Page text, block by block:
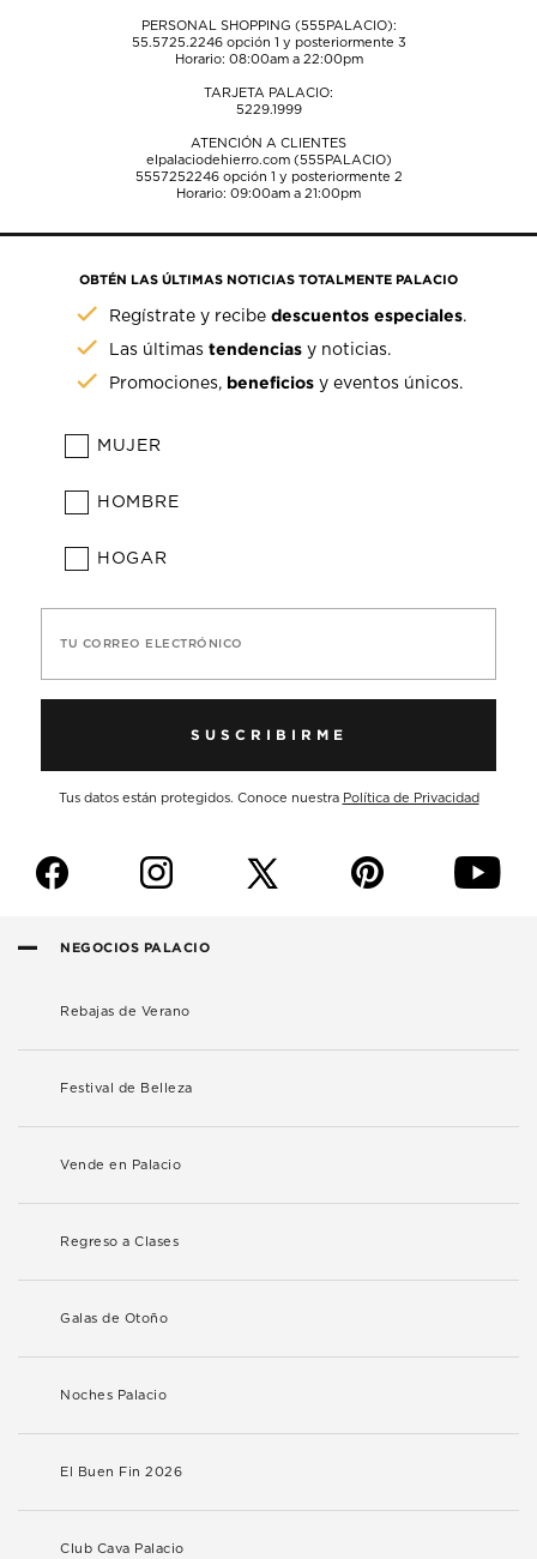
PERSONAL SHOPPING (555PALACIO):
55.5725.2246opción 1 y posteriormente 3
Horario: 08:00am a 22:00pm
TARJETA PALACIO:
5229.1999
ATENCIÓN A CLIENTES
elpalaciodehierro.com (555PALACIO)
5557252246opción 1 y posteriormente 2
Horario: 09:00am a 21:00pm
OBTÉN LAS ÚLTIMAS NOTICIAS TOTALMENTE PALACIO
Regístrate y recibedescuentos especiales.
Las últimastendencias y noticias.
Promociones, beneficios y eventos únicos.
MUJER
HOMBRE
HOGAR
TU CORREO ELECTRÓNICO
SUSCRIBIRME
Tus datos están protegidos. Conoce nuestra Política de Privacidad
f i p y
NEGOCIOS PALACIO
Rebajas de Verano
Festival de Belleza
Vende en Palacio
Regreso a Clases
Galas de Otoño
Noches Palacio
El Buen Fin 2026
Club Cava Palacio